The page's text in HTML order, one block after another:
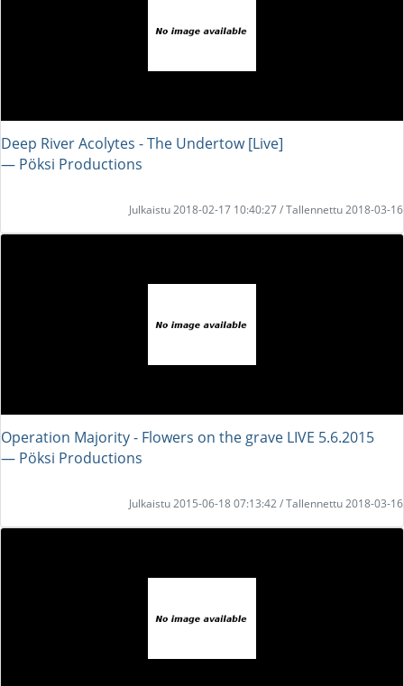
Deep River Acolytes - The Undertow [Live]
― Pöksi Productions
Julkaistu 2018-02-17 10:40:27 / Tallennettu 2018-03-16
Operation Majority - Flowers on the grave LIVE 5.6.2015
― Pöksi Productions
Julkaistu 2015-06-18 07:13:42 / Tallennettu 2018-03-16